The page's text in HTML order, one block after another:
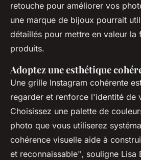
retouche pour améliorer vos
une marque de bijoux pourrait
détaillés pour mettre en valeur la
produits.
Adoptez une esthétique
Une grille Instagram cohérente
regarder et renforce l'identité de
Choisissez une palette de
photo que vous utiliserez
cohérence visuelle aide à
et reconnaissable", souligne Lisa